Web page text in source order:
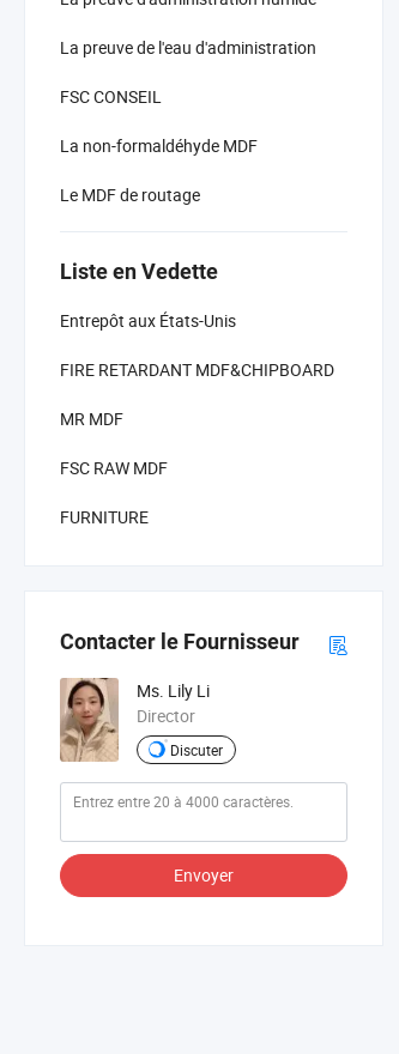
La preuve de l'eau d'administration
FSC CONSEIL
La non-formaldéhyde MDF
Le MDF de routage
Liste en Vedette
Entrepôt aux États-Unis
FIRE RETARDANT MDF&CHIPBOARD
MR MDF
FSC RAW MDF
FURNITURE
Contacter le Fournisseur
Ms. Lily Li
Director
Discuter
Envoyer